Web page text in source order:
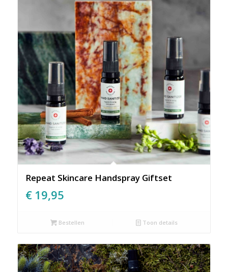
Repeat Skincare Handspray Giftset
€ 19,95
Bestellen Toon details